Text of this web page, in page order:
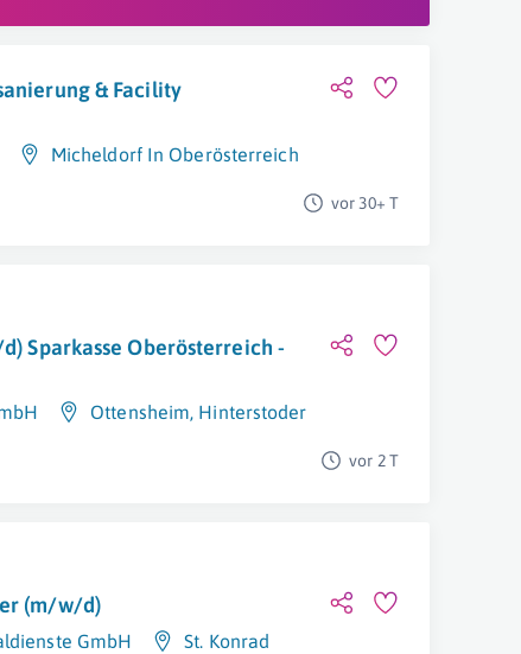
& Facility
Micheldorf In Oberösterreich
vor 30+ T
Sparkasse Oberösterreich -
Ottensheim, Hinterstoder
vor 2 T
(m/w/d)
GmbH St. Konrad